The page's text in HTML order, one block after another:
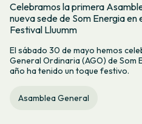
Celebramos la primera
nueva sede de Som Energia en
Festival Lluumm
El sábado 30 de mayo hemos
General Ordinaria (AGO) de Som
año ha tenido un toque festivo.
Asamblea General